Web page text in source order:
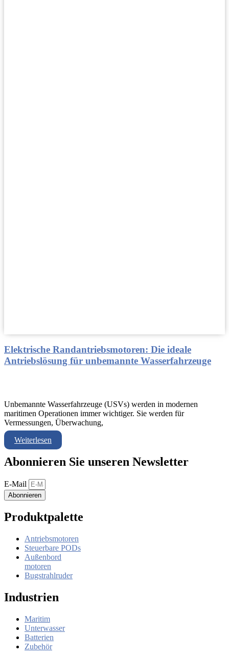
Elektrische Randantriebsmotoren: Die ideale
Antriebslösung für unbemannte Wasserfahrzeuge
Unbemannte Wasserfahrzeuge (USVs) werden in modernen
maritimen Operationen immer wichtiger. Sie werden für
Vermessungen, Überwachung,
Weiterlesen
Abonnieren Sie unseren Newsletter
E-Mail
Abonnieren
Produktpalette
Antriebsmotoren
Steuerbare PODs
Außenbord
motoren
Bugstrahlruder
Industrien
Maritim
Unterwasser
Batterien
Zubehör